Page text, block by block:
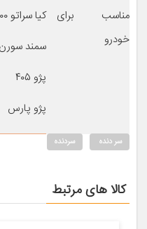
مناسب برای
خودرو
کیا سراتو ۱۶۰۰
سمند سورن
پژو ۴۰۵
پژو پارس
سر دنده سردنده
کالا های مرتبط